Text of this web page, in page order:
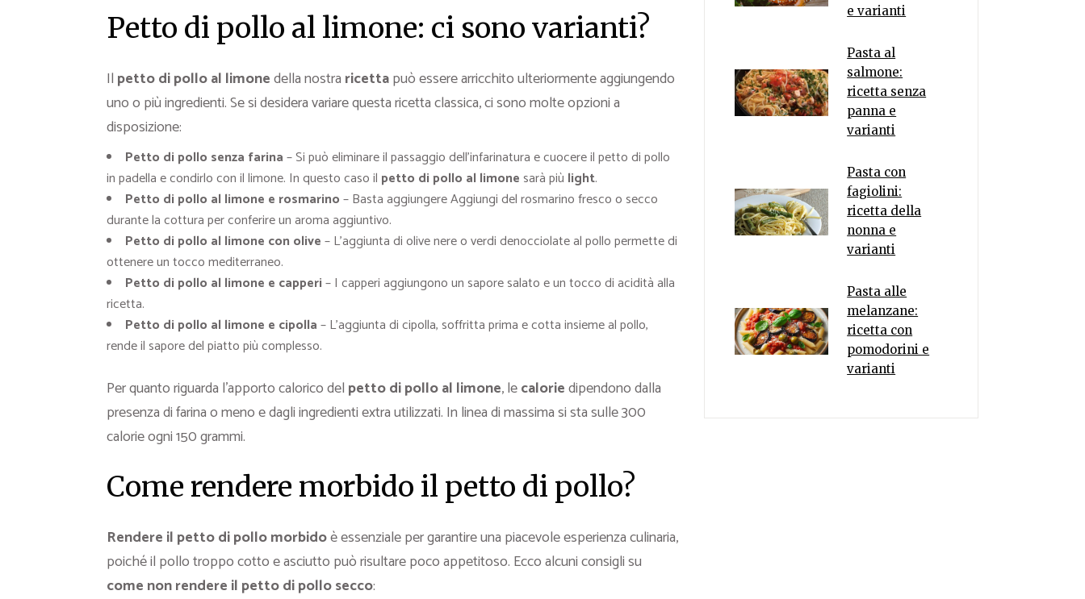
Petto di pollo al limone: ci sono varianti?
Il petto di pollo al limonedella nostra ricettapuò essere arricchito ulteriormente aggiungendo
uno o più ingredienti. Se si desidera variare questa ricetta classica, ci sono molte opzioni a
disposizione:
Petto di pollo senza farina– Si può eliminare il passaggio dell’infarinatura e cuocere il petto di pollo
in padella e condirlo con il limone. In questo caso il petto di pollo al limone sarà più light.
Petto di pollo al limone e rosmarino– Basta aggiungere Aggiungi del rosmarino fresco o secco
durante la cottura per conferire un aroma aggiuntivo.
Petto di pollo al limone con olive– L’aggiunta di olive nere o verdi denocciolate al pollo permette di
ottenere un tocco mediterraneo.
Petto di pollo al limone e capperi– I capperi aggiungono un sapore salato e un tocco di acidità alla
ricetta.
Petto di pollo al limone e cipolla– L’aggiunta di cipolla, soffritta prima e cotta insieme al pollo,
rende il sapore del piatto più complesso.
Per quanto riguarda l’apporto calorico del petto di pollo al limone, lecaloriedipendono dalla
presenza di farina o meno e dagli ingredienti extra utilizzati. In linea di massima si sta sulle 300
calorie ogni 150 grammi.
Come rendere morbido il petto di pollo?
Rendere il petto di pollo morbidoè essenziale per garantire una piacevole esperienza culinaria,
poiché il pollo troppo cotto e asciutto può risultare poco appetitoso. Ecco alcuni consigli su
come non rendere il petto di pollo secco:
e varianti
Pasta al
salmone:
ricetta senza
panna e
varianti
Pasta con
fagiolini:
ricetta della
nonna e
varianti
Pasta alle
melanzane:
ricetta con
pomodorini e
varianti